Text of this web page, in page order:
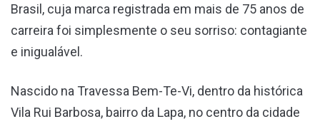
Brasil, cuja marca registrada em mais de 75 anos de
carreira foi simplesmente o seu sorriso: contagiante
e inigualável.
Nascido na Travessa Bem-Te-Vi, dentro da histórica
Vila Rui Barbosa, bairro da Lapa, no centro da cidade